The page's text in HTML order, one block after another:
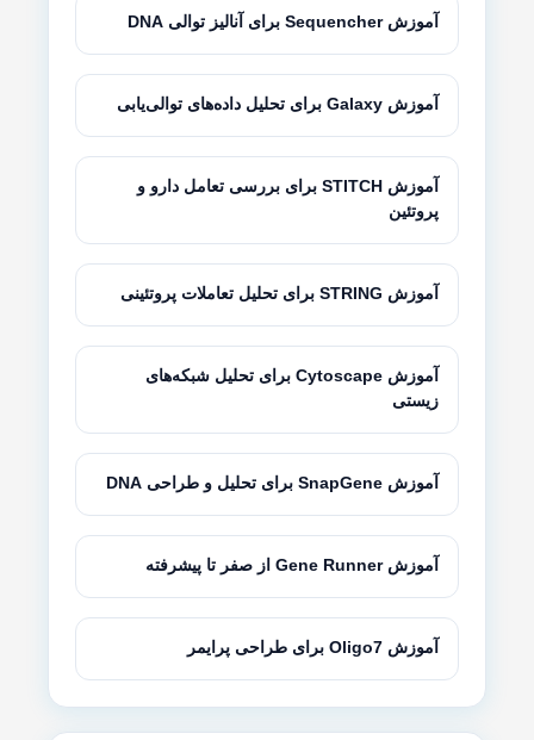
آموزش Sequencher برای آنالیز توالی DNA
آموزش Galaxy برای تحلیل داده‌های توالی‌یابی
آموزش STITCH برای بررسی تعامل دارو و
پروتئین
آموزش STRING برای تحلیل تعاملات پروتئینی
آموزش Cytoscape برای تحلیل شبکه‌های
زیستی
آموزش SnapGene برای تحلیل و طراحی DNA
آموزش Gene Runner از صفر تا پیشرفته
آموزش Oligo7 برای طراحی پرایمر